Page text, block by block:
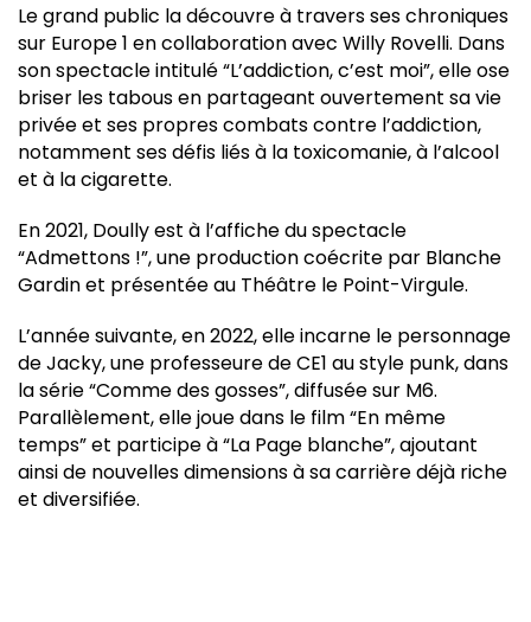
Le grand public la découvre à travers ses chroniques
sur Europe 1 en collaboration avec Willy Rovelli. Dans
son spectacle intitulé “L’addiction, c’est moi”, elle ose
briser les tabous en partageant ouvertement sa vie
privée et ses propres combats contre l’addiction,
notamment ses défis liés à la toxicomanie, à l’alcool
et à la cigarette.
En 2021, Doully est à l’affiche du spectacle
“Admettons !”, une production coécrite par Blanche
Gardin et présentée au Théâtre le Point-Virgule.
L’année suivante, en 2022, elle incarne le personnage
de Jacky, une professeure de CE1 au style punk, dans
la série “Comme des gosses”, diffusée sur M6.
Parallèlement, elle joue dans le film “En même
temps” et participe à “La Page blanche”, ajoutant
ainsi de nouvelles dimensions à sa carrière déjà riche
et diversifiée.